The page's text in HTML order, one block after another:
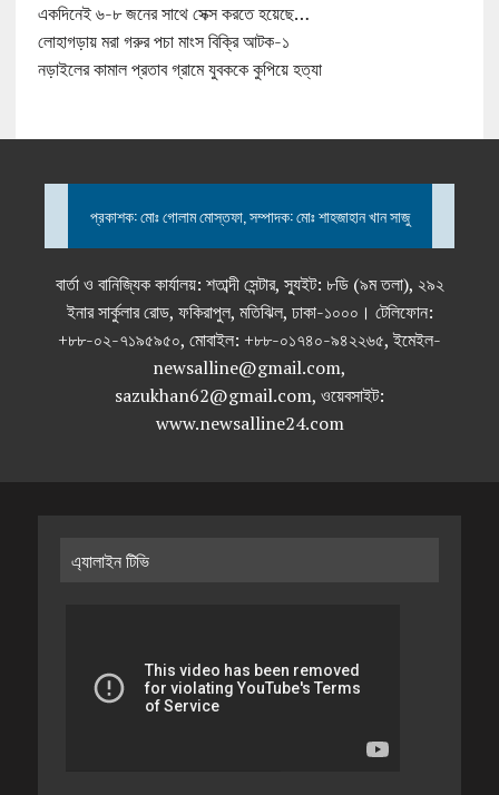
একদিনেই ৬-৮ জনের সাথে সেক্স করতে হয়েছে…
লোহাগড়ায় মরা গরুর পচা মাংস বিক্রি আটক-১
নড়াইলের কামাল প্রতাব গ্রামে যুবককে কুপিয়ে হত্যা
প্রকাশক: মোঃ গোলাম মোস্তফা, সম্পাদক: মোঃ শাহজাহান খান সাজু
বার্তা ও বানিজ্যিক কার্যালয়: শতাব্দী সেন্টার, স্যুইট: ৮ডি (৯ম তলা), ২৯২
ইনার সার্কুলার রোড, ফকিরাপুল, মতিঝিল, ঢাকা-১০০০। টেলিফোন:
+৮৮-০২-৭১৯৫৯৫০, মোবাইল: +৮৮-০১৭৪০-৯৪২২৬৫, ইমেইল-
newsalline@gmail.com,
sazukhan62@gmail.com, ওয়েবসাইট:
www.newsalline24.com
এ্যালাইন টিভি